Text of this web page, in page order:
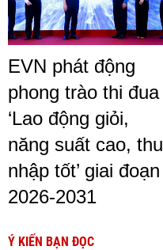
EVN phát động
phong trào thi đua
‘Lao động giỏi,
năng suất cao, thu
nhập tốt’ giai đoạn
2026-2031
Ý KIẾN BẠN ĐỌC